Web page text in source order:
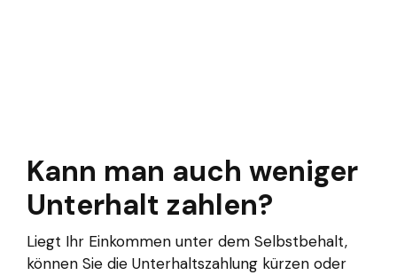
Kann man auch weniger
Unterhalt zahlen?
Liegt Ihr Einkommen unter dem Selbstbehalt,
können Sie die Unterhaltszahlung kürzen oder